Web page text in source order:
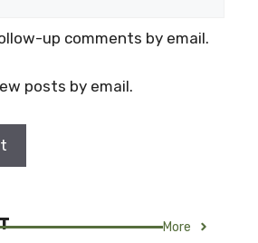
up comments by email.
posts by email.
More